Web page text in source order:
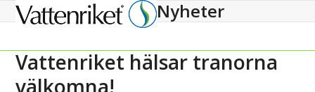
Open
menu
Close
menu
Nyheter
Vattenriket hälsar tranorna
välkomna!